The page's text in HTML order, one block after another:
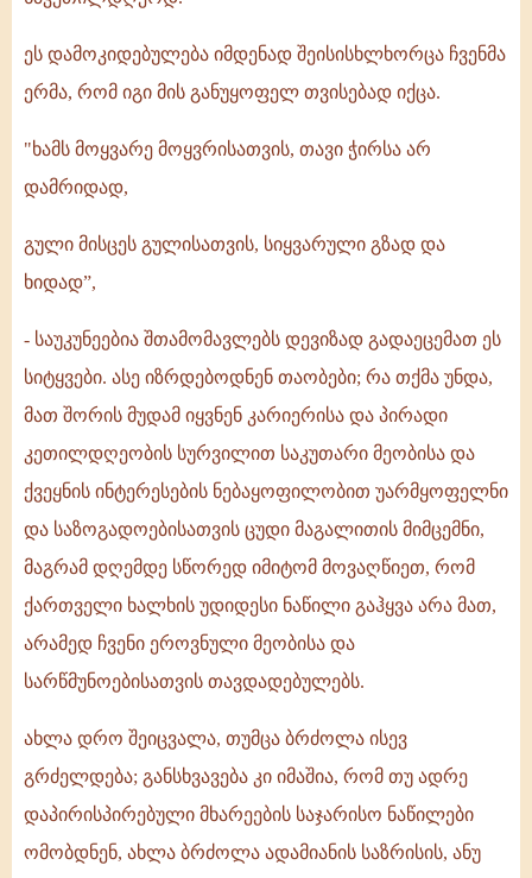
ეს დამოკიდებულება იმდენად შეისისხლხორცა ჩვენმა
ერმა, რომ იგი მის განუყოფელ თვისებად იქცა.
"ხამს მოყვარე მოყვრისათვის, თავი ჭირსა არ
დამრიდად,
გული მისცეს გულისათვის, სიყვარული გზად და
ხიდად”,
- საუკუნეებია შთამომავლებს დევიზად გადაეცემათ ეს
სიტყვები. ასე იზრდებოდნენ თაობები; რა თქმა უნდა,
მათ შორის მუდამ იყვნენ კარიერისა და პირადი
კეთილდღეობის სურვილით საკუთარი მეობისა და
ქვეყნის ინტერესების ნებაყოფილობით უარმყოფელნი
და საზოგადოებისათვის ცუდი მაგალითის მიმცემნი,
მაგრამ დღემდე სწორედ იმიტომ მოვაღწიეთ, რომ
ქართველი ხალხის უდიდესი ნაწილი გაჰყვა არა მათ,
არამედ ჩვენი ეროვნული მეობისა და
სარწმუნოებისათვის თავდადებულებს.
ახლა დრო შეიცვალა, თუმცა ბრძოლა ისევ
გრძელდება; განსხვავება კი იმაშია, რომ თუ ადრე
დაპირისპირებული მხარეების საჯარისო ნაწილები
ომობდნენ, ახლა ბრძოლა ადამიანის საზრისის, ანუ